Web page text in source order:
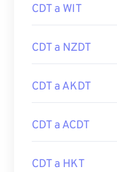
CDT a WIT
CDT a NZDT
CDT a AKDT
CDT a ACDT
CDT a HKT